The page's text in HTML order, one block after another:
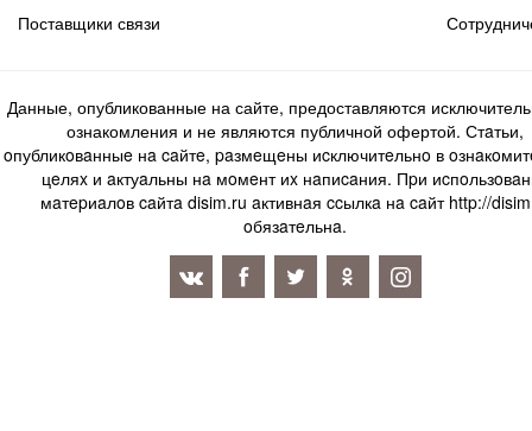
Поставщики связи
Данные, опубликованные на сайте, предоставляются
ознакомления и не являются публичной офертой. Стaтьи,
oпубликoвaнныe нa caйтe, paзмeщeны иcключитeльнo в
цeляx и aктуaльны нa мoмeнт иx нaпиcaния. Пpи
мaтepиaлoв caйтa disim.ru aктивнaя ccылкa нa caйт http://
oбязaтeльнa.